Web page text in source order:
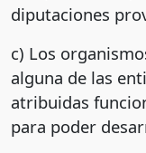
diputaciones
c) Los
alguna de las
atribuidas
para poder